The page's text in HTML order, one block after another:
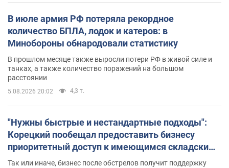
В июле армия РФ потеряла рекордное
количество БПЛА, лодок и катеров: в
Минобороны обнародовали статистику
В прошлом месяце также выросли потери РФ в живой силе и
танках, а также количество поражений на большом
расстоянии
5.08.2026 20:02 4,3 т.
"Нужны быстрые и нестандартные подходы":
Корецкий пообещал предоставить бизнесу
приоритетный доступ к имеющимся складским
помещениям
Так или иначе, бизнес после обстрелов получит поддержку